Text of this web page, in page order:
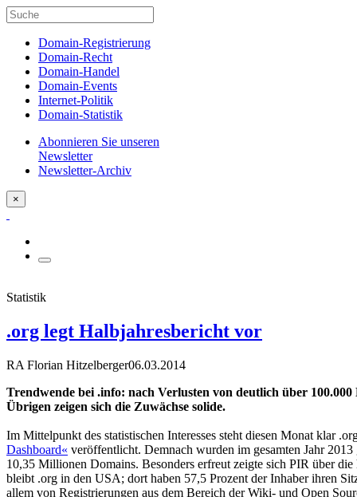
Domain-Registrierung
Domain-Recht
Domain-Handel
Domain-Events
Internet-Politik
Domain-Statistik
Abonnieren Sie unseren
Newsletter
Newsletter-Archiv
×
Statistik
.org legt Halbjahresbericht vor
RA Florian Hitzelberger06.03.2014
Trendwende bei .info: nach Verlusten von deutlich über
Übrigen zeigen sich die Zuwächse solide.
Im Mittelpunkt des statistischen Interesses steht diesen Monat klar
Dashboard« veröffentlicht. Demnach wurden im gesamten Jahr
10,35 Millionen Domains. Besonders erfreut zeigte sich PIR über
bleibt .org in den USA; dort haben 57,5 Prozent der Inhaber ihren
allem von Registrierungen aus dem Bereich der Wiki- und Open